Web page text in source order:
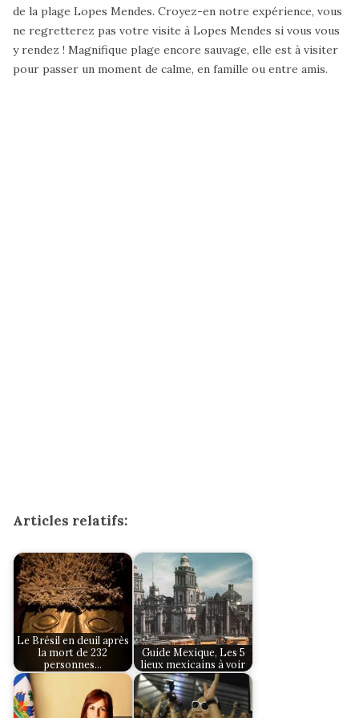
de la plage Lopes Mendes. Croyez-en notre expérience, vous
ne regretterez pas votre visite à Lopes Mendes si vous vous
y rendez ! Magnifique plage encore sauvage, elle est à visiter
pour passer un moment de calme, en famille ou entre amis.
Articles relatifs:
Le Brésil en deuil après
la mort de 232
personnes…
Guide Mexique, Les 5
lieux mexicains à voir